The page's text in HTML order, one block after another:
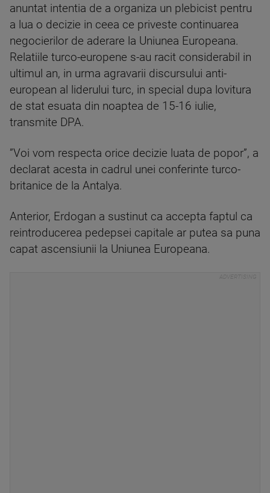
anuntat intentia de a organiza un plebicist pentru
a lua o decizie in ceea ce priveste continuarea
negocierilor de aderare la Uniunea Europeana.
Relatiile turco-europene s-au racit considerabil in
ultimul an, in urma agravarii discursului anti-
european al liderului turc, in special dupa lovitura
de stat esuata din noaptea de 15-16 iulie,
transmite DPA.
”Voi vom respecta orice decizie luata de popor”, a
declarat acesta in cadrul unei conferinte turco-
britanice de la Antalya.
Anterior, Erdogan a sustinut ca accepta faptul ca
reintroducerea pedepsei capitale ar putea sa puna
capat ascensiunii la Uniunea Europeana.